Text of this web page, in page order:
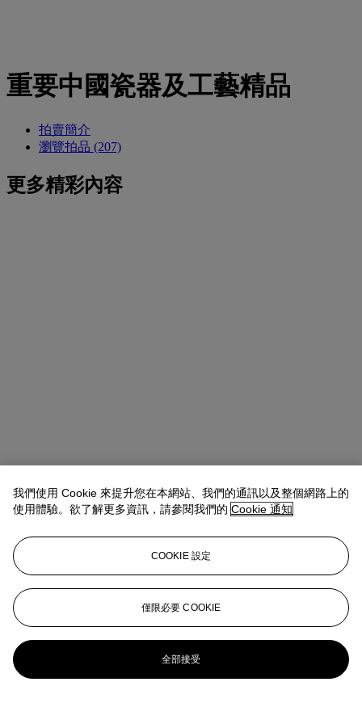
重要中國瓷器及工藝精品
拍賣簡介
瀏覽拍品 (207)
更多精彩內容
我們使用 Cookie 來提升您在本網站、我們的通訊以及整個網路上的
使用體驗。欲了解更多資訊，請參閱我們的 Cookie 通知
COOKIE 設定
僅限必要 COOKIE
全部接受